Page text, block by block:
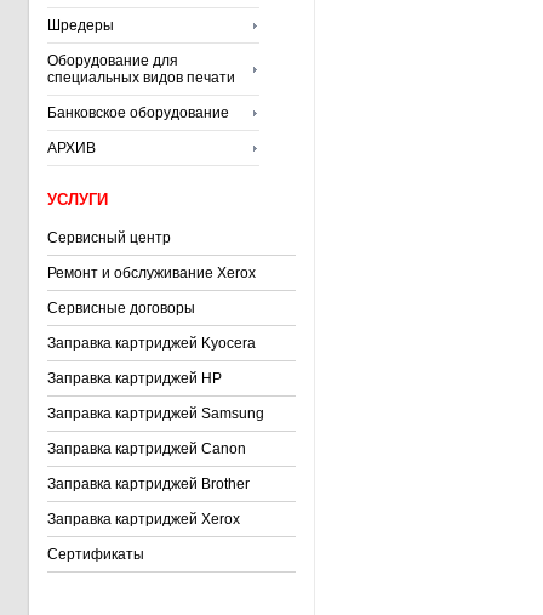
Шредеры
Оборудование для
специальных видов печати
Банковское оборудование
АРХИВ
УСЛУГИ
Сервисный центр
Ремонт и обслуживание Xerox
Сервисные договоры
Заправка картриджей Kyocera
Заправка картриджей HP
Заправка картриджей Samsung
Заправка картриджей Canon
Заправка картриджей Brother
Заправка картриджей Xerox
Сертификаты